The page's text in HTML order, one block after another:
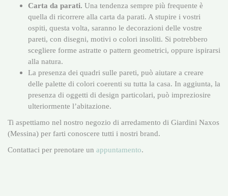
Carta da parati. Una tendenza sempre più frequente è
quella di ricorrere alla carta da parati. A stupire i vostri
ospiti, questa volta, saranno le decorazioni delle vostre
pareti, con disegni, motivi o colori insoliti. Si potrebbero
scegliere forme astratte o pattern geometrici, oppure ispirarsi
alla natura.
La presenza dei quadri sulle pareti, può aiutare a creare
delle palette di colori coerenti su tutta la casa. In aggiunta, la
presenza di oggetti di design particolari, può impreziosire
ulteriormente l’abitazione.
Ti aspettiamo nel nostro negozio di arredamento di Giardini Naxos
(Messina) per farti conoscere tutti i nostri brand.
Contattaci per prenotare un appuntamento.